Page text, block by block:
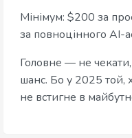
Мінімум: $200 за
за повноцінного AI-
Головне — не
шанс. Бо у 2025 той,
не встигне в